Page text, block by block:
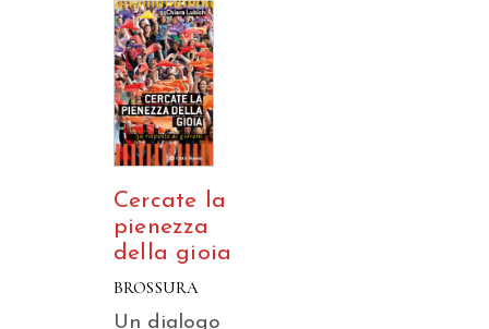
Cercate la
pienezza
della gioia
BROSSURA
Un dialogo